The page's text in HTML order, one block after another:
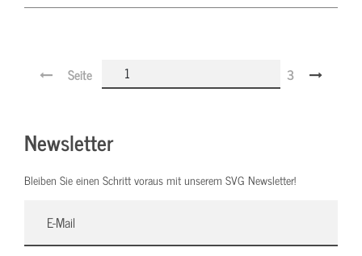
Seite 3
Newsletter
Bleiben Sie einen Schritt voraus mit unserem SVG Newsletter!